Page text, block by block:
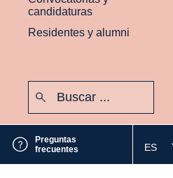
candidaturas
Residentes y alumni
Preguntas
frecuentes
ES